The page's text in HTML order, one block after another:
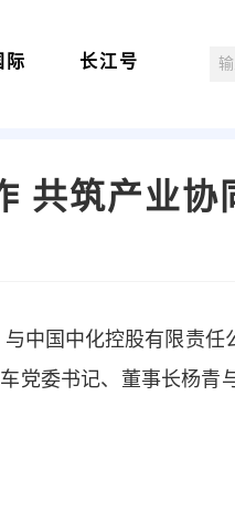
际 长江号
共筑产业协
中国中化控股有限责任
党委书记、董事长杨青